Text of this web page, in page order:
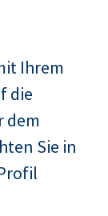
Ihrem
die
dem
Sie in